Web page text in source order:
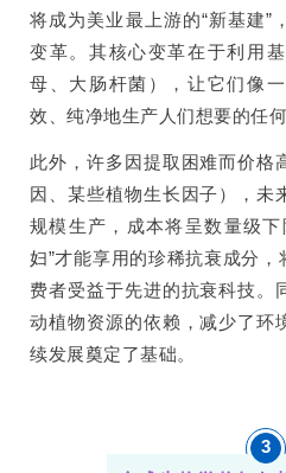
将成为美业最上游的“新基建”
变革。其核心变革在于利用
母、大肠杆菌），让它们像
效、纯净地生产人们想要的任何
此外，许多因提取困难而价格
因、某些植物生长因子），未
规模生产，成本将呈数量级
妇”才能享用的珍稀抗衰成分
费者受益于先进的抗衰科技。
动植物资源的依赖，减少了环
续发展奠定了基础。
3